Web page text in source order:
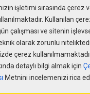
işletimi sırasında çerez
Kullanılan
çalışması ve sitenin
olarak zorunlu
çerez
detaylı bilgi almak için
Metnini incelemenizi rica
No:1/A Sasalı - Çiğli